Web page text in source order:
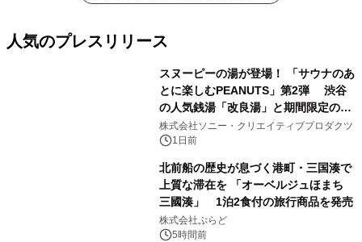
人気のプレスリリース
スヌーピーの湯が登場！ 「サウナのあ
とに楽しむPEANUTS」第2弾 渋谷
の人気銭湯「改良湯」と期間限定のコ
ラボレーション サウナイキタイコラ
ボグッズも発売決定！
株式会社ソニー・クリエイティブプロダクツ
1日前
北前船の歴史が息づく港町・三国湊で
上質な滞在を 「オーベルジュほまち
三國湊」 1泊2食付の旅行商品を発売
株式会社ぷらど
5時間前